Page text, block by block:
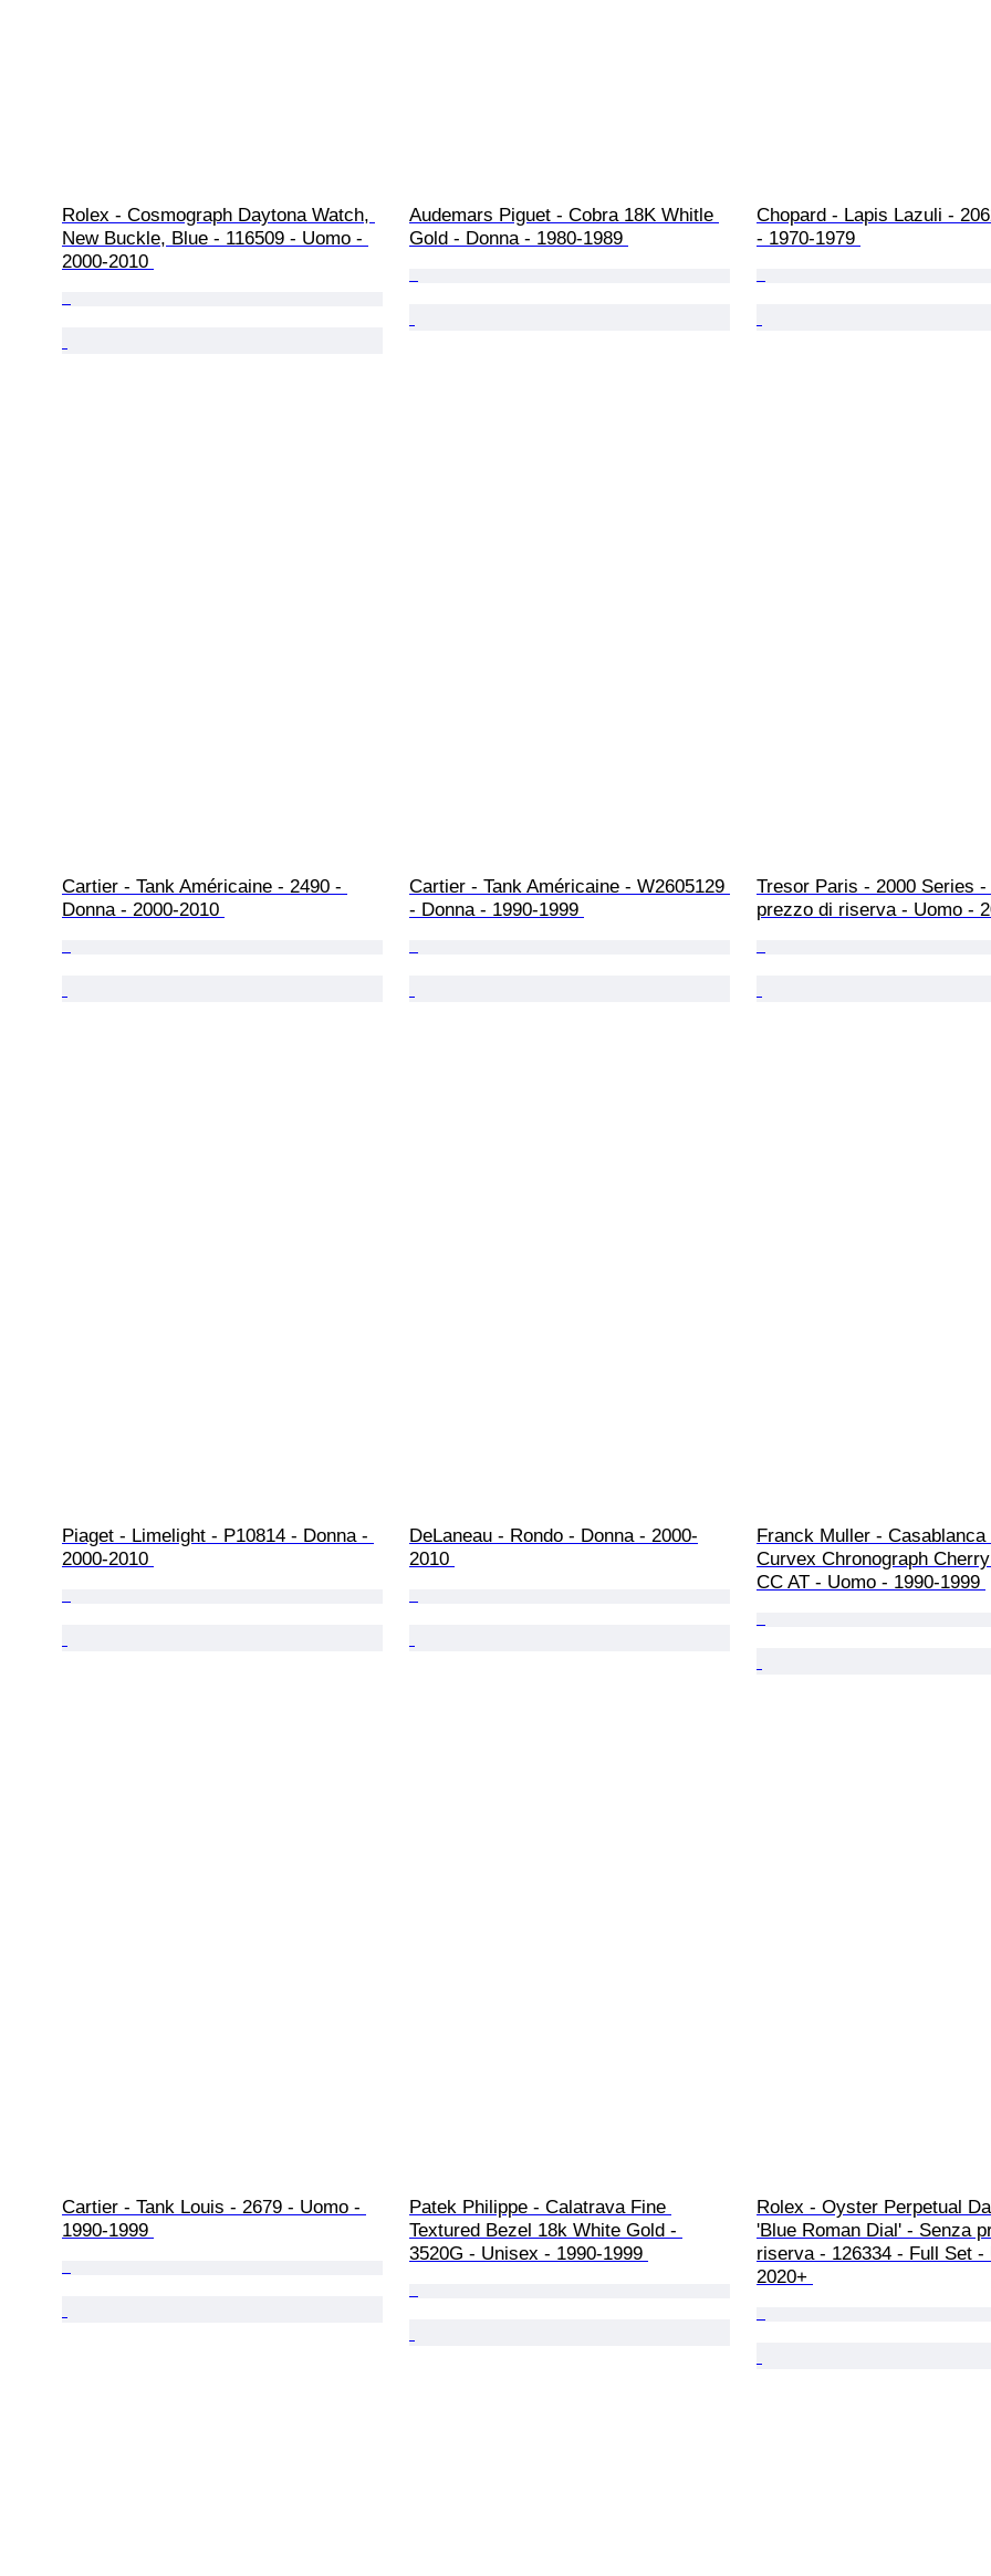
Rolex - Cosmograph Daytona Watch,
New Buckle, Blue - 116509 - Uomo -
2000-2010
Audemars Piguet - Cobra 18K Whitle
Gold - Donna - 1980-1989
Chopard - Lapis Lazuli -
- 1970-1979
Cartier - Tank Américaine - 2490 -
Donna - 2000-2010
Cartier - Tank Américaine - W2605129
- Donna - 1990-1999
Tresor Paris - 2000 Series
prezzo di riserva - Uomo -
Piaget - Limelight - P10814 - Donna -
2000-2010
DeLaneau - Rondo - Donna - 2000-
2010
Franck Muller - Casablanca
Curvex Chronograph
CC AT - Uomo - 1990-1999
Cartier - Tank Louis - 2679 - Uomo -
1990-1999
Patek Philippe - Calatrava Fine
Textured Bezel 18k White Gold -
3520G - Unisex - 1990-1999
Rolex - Oyster Perpetual
'Blue Roman Dial' - Senza
riserva - 126334 - Full Set -
2020+